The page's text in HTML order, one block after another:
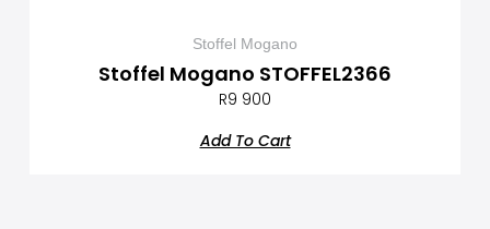
Stoffel Mogano
Stoffel Mogano STOFFEL2366
R9 900
Add To Cart